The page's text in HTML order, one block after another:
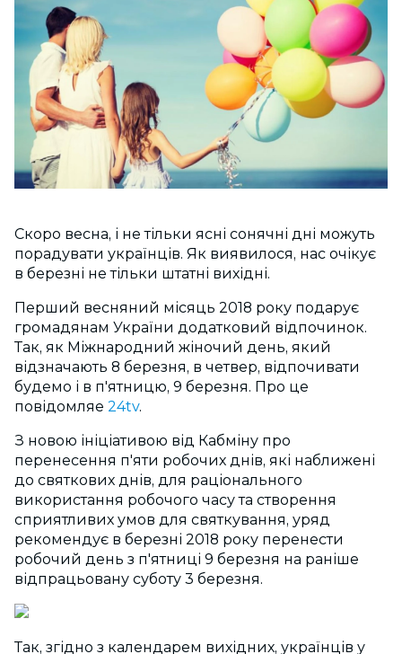
Скоро весна, і не тільки ясні сонячні дні можуть
порадувати українців. Як виявилося, нас очікує
в березні не тільки штатні вихідні.
Перший весняний місяць 2018 року подарує
громадянам України додатковий відпочинок.
Так, як Міжнародний жіночий день, який
відзначають 8 березня, в четвер, відпочивати
будемо і в п'ятницю, 9 березня. Про це
повідомляе 24tv.
З новою ініціативою від Кабміну про
перенесення п'яти робочих днів, які наближені
до святкових днів, для раціонального
використання робочого часу та створення
сприятливих умов для святкування, уряд
рекомендує в березні 2018 року перенести
робочий день з п'ятниці 9 березня на раніше
відпрацьовану суботу 3 березня.
Так, згідно з календарем вихідних, українців у